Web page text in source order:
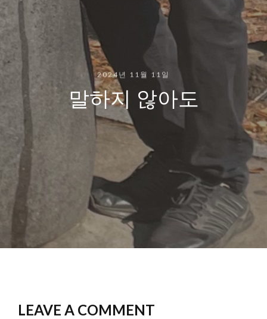
2024년 11월 11일
말하지 않아도
LEAVE A COMMENT